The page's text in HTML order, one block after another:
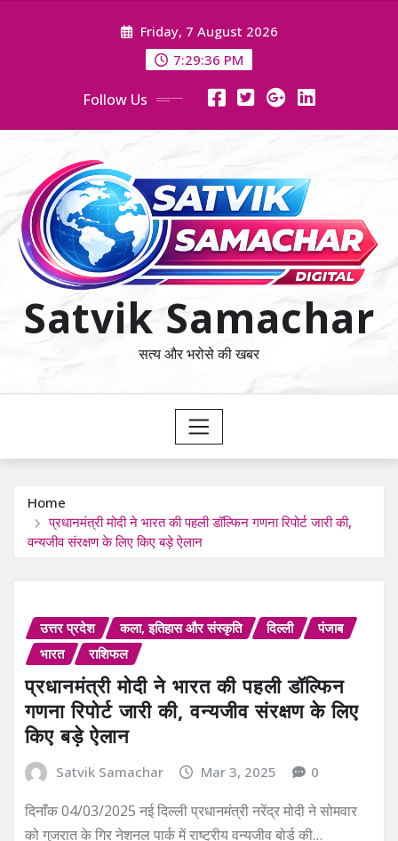
Friday, 7 August 2026
7:29:36 PM
Follow Us
Satvik Samachar
सत्य और भरोसे की खबर
Home
प्रधानमंत्री मोदी ने भारत की पहली डॉल्फिन गणना रिपोर्ट जारी की,
वन्यजीव संरक्षण के लिए किए बड़े ऐलान
उत्तर प्रदेश कला, इतिहास और संस्कृति दिल्ली
पंजाब
भारत
राशिफल
प्रधानमंत्री मोदी ने भारत की पहली डॉल्फिन
गणना रिपोर्ट जारी की, वन्यजीव संरक्षण के लिए
किए बड़े ऐलान
Satvik Samachar Mar 3, 2025 0
दिनाँक 04/03/2025 नई दिल्ली प्रधानमंत्री नरेंद्र मोदी ने सोमवार
को गुजरात के गिर नेशनल पार्क में राष्ट्रीय वन्यजीव बोर्ड की…